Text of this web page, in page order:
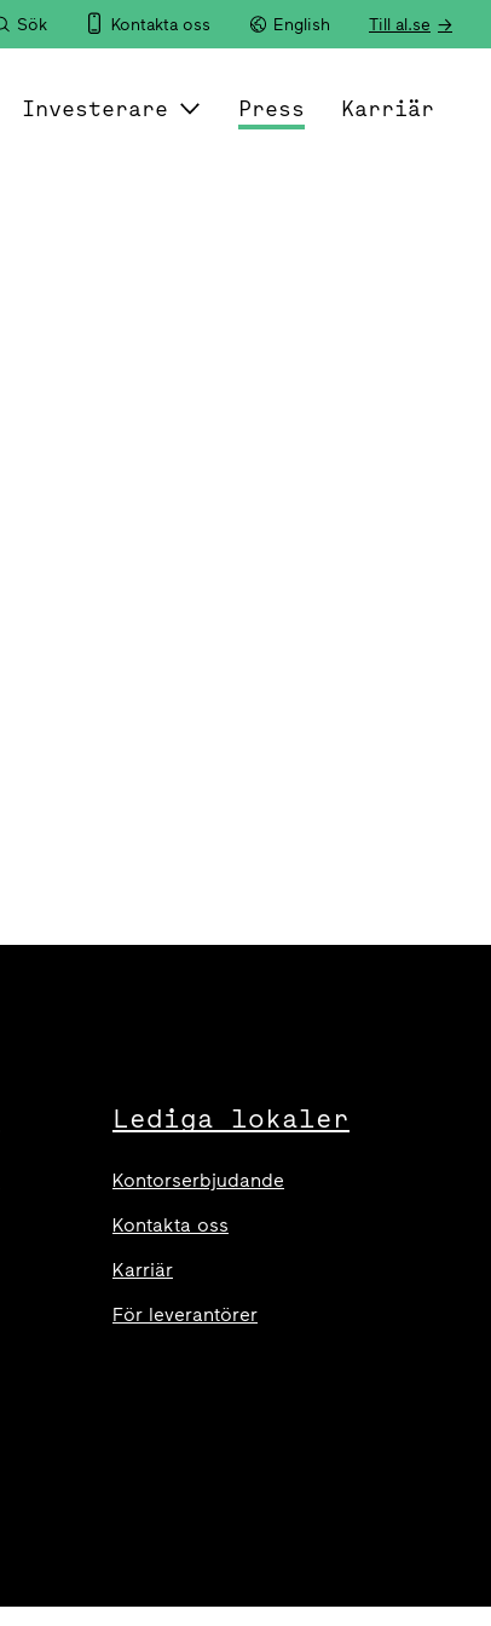
Sök Kontakta oss English Till al.se
Investerare Press Karriär
Lediga lokaler
Kontorserbjudande
Kontakta oss
Karriär
För leverantörer